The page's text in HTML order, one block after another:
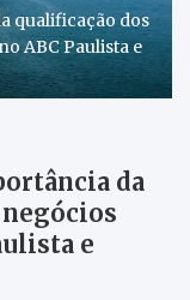
qualificação dos
ABC Paulista e
da
e